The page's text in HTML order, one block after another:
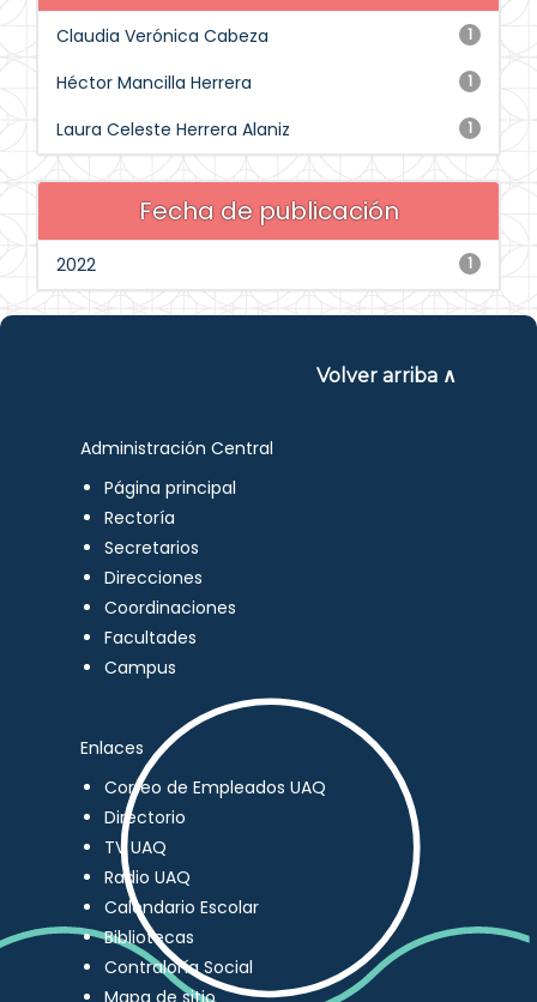
1
Claudia Verónica Cabeza
1
Héctor Mancilla Herrera
1
Laura Celeste Herrera Alaniz
Fecha de publicación
1
2022
Volver arriba ∧
Administración Central
Página principal
Rectoría
Secretarios
Direcciones
Coordinaciones
Facultades
Campus
Enlaces
Correo de Empleados UAQ
Directorio
TV UAQ
Radio UAQ
Calendario Escolar
Bibliotecas
Contraloría Social
Mapa de sitio